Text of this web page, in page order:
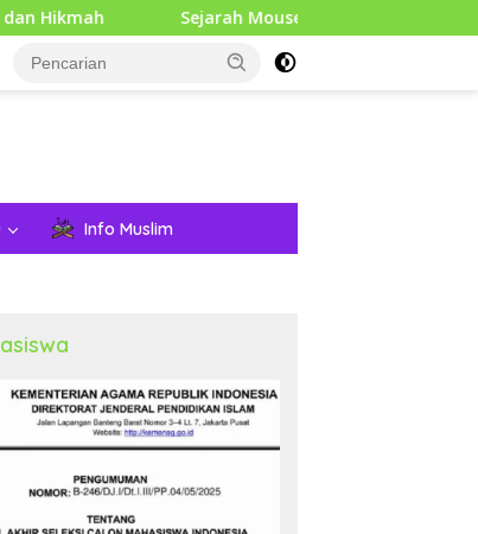
Sejarah Mouse Komputer: Dari Penemuan Awal
Info Muslim